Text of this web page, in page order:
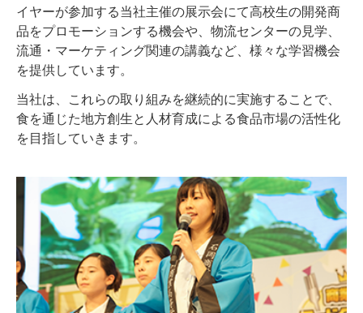
イヤーが参加する当社主催の展示会にて高校生の開発商
品をプロモーションする機会や、物流センターの見学、
流通・マーケティング関連の講義など、様々な学習機会
を提供しています。
当社は、これらの取り組みを継続的に実施することで、
食を通じた地方創生と人材育成による食品市場の活性化
を目指していきます。